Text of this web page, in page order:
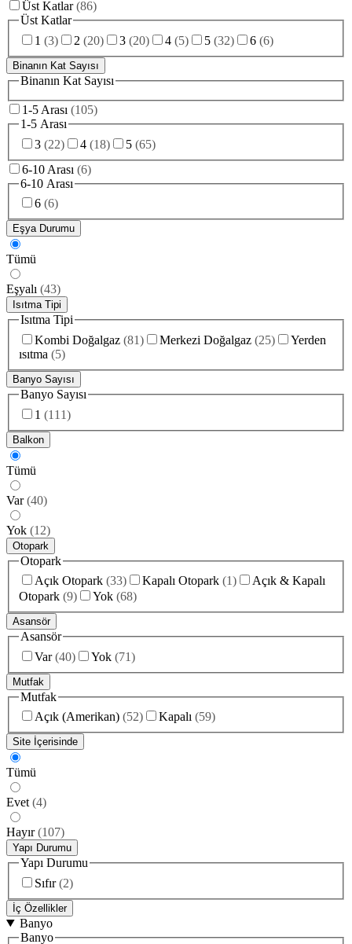
Üst Katlar (86)
Üst Katlar
1 (3) 2 (20) 3 (20) 4 (5) 5 (32) 6 (6)
Binanın Kat Sayısı
Binanın Kat Sayısı
1-5 Arası (105)
1-5 Arası
3 (22) 4 (18) 5 (65)
6-10 Arası (6)
6-10 Arası
6 (6)
Eşya Durumu
Tümü
Eşyalı (43)
Isıtma Tipi
Isıtma Tipi
Kombi Doğalgaz (81) Merkezi Doğalgaz (25)
Yerden
ısıtma (5)
Banyo Sayısı
Banyo Sayısı
1 (111)
Balkon
Tümü
Var (40)
Yok (12)
Otopark
Otopark
Açık Otopark (33) Kapalı Otopark (1)
Açık & Kapalı
Otopark (9) Yok (68)
Asansör
Asansör
Var (40) Yok (71)
Mutfak
Mutfak
Açık (Amerikan) (52) Kapalı (59)
Site İçerisinde
Tümü
Evet (4)
Hayır (107)
Yapı Durumu
Yapı Durumu
Sıfır (2)
İç Özellikler
Banyo
Banyo